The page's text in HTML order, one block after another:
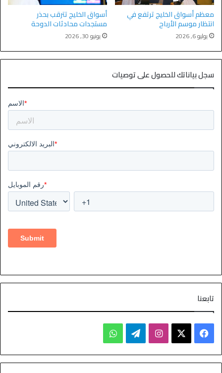
معظم أسواق الخليج ترتفع في
انتظار موسم الأرباح
يوليو 6, 2026
أسواق الخليج تترقب بحذر
مستجدات محادثات الدوحة
يونيو 30, 2026
سجل بياناتك للحصول على توصيات
تابعنا